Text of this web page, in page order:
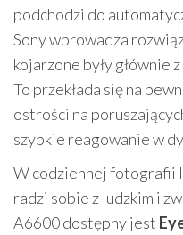
podchodzi do
Sony wprowadza
kojarzone były głównie
To przekłada się na
ostrości na
szybkie reagowanie w
W codziennej fotografii
radzi sobie z ludzkim i
A6600 dostępny jest